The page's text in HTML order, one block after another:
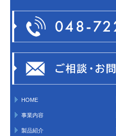
HOME
事業内容
製品紹介